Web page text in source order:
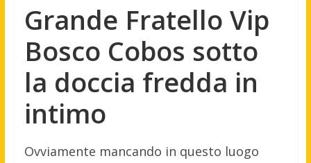
Grande Fratello Vip
Bosco Cobos sotto
la doccia fredda in
intimo
Ovviamente mancando in questo luogo